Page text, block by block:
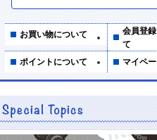
お買い物について
会員登
て
ポイントについて
マイペ